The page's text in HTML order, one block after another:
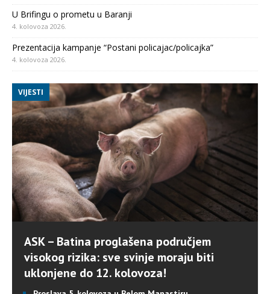
U Brifingu o prometu u Baranji
4. kolovoza 2026.
Prezentacija kampanje “Postani policajac/policajka”
4. kolovoza 2026.
VIJESTI
ASK – Batina proglašena područjem
visokog rizika: sve svinje moraju biti
uklonjene do 12. kolovoza!